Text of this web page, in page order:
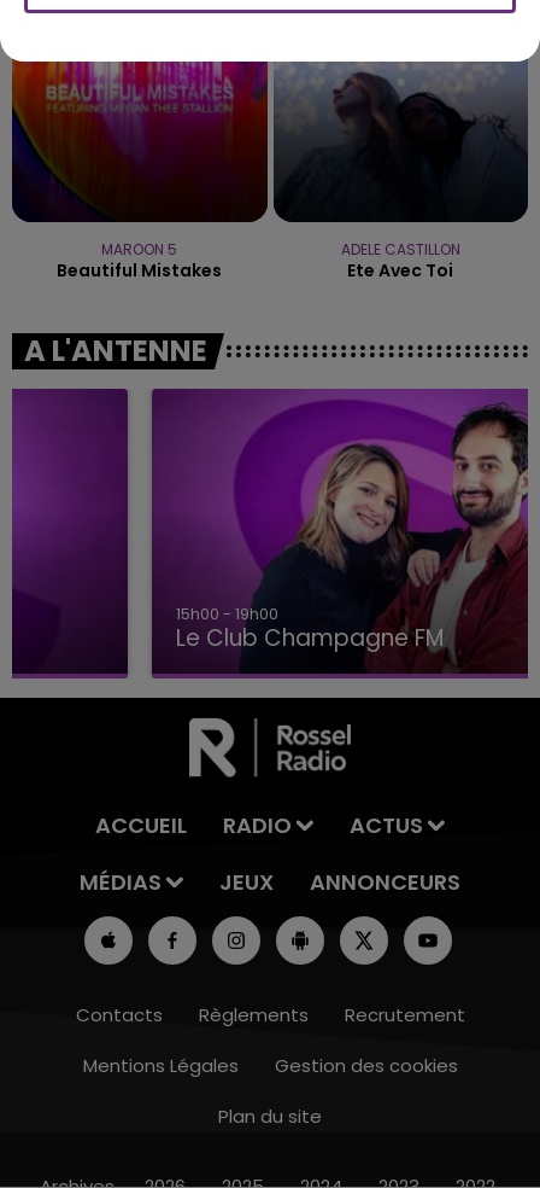
10h00 - 14h00
MAROON 5
Beautiful Mistakes
ADELE CASTILLON
Ete Avec Toi
A L'ANTENNE
Le Club Champagne FM
ACCUEIL RADIO
ACTUS
MÉDIAS
JEUX ANNONCEURS
Contacts Règlements
Recrutement
Mentions Légales
Gestion des cookies
Plan du site